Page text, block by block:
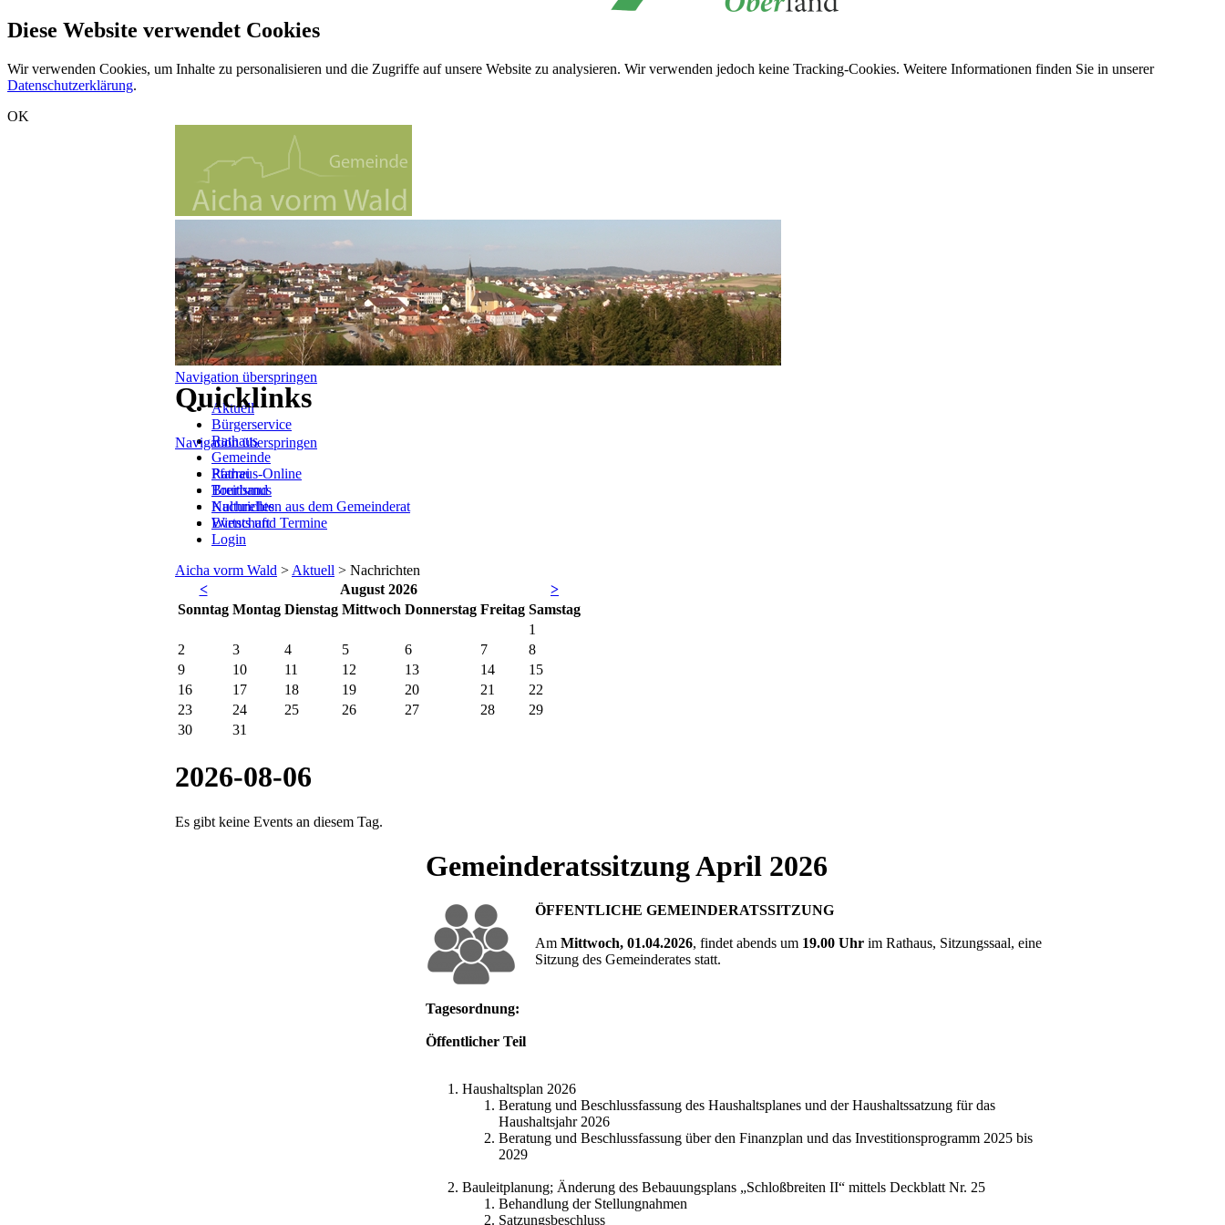
Diese Website verwendet Cookies
Wir verwenden Cookies, um Inhalte zu personalisieren und die Zugriffe auf unsere Website zu analysieren. Wir verwenden jedoch keine Tracking-Cookies. Weitere Informationen finden Sie in unserer
Datenschutzerklärung.
OK
Navigation überspringen
Aktuell
Bürgerservice
Rathaus
Gemeinde
Pfarrei
Tourismus
Kulturelles
Wirtschaft
Aicha vorm Wald > Aktuell > Nachrichten
Quicklinks
Navigation überspringen
Rathaus-Online
Breitband
Nachrichten aus dem Gemeinderat
Events und Termine
Login
< August 2026
>
Sonntag Montag Dienstag Mittwoch Donnerstag Freitag Samstag
1
2
3 4 5 6 7
8
9
10 11 12 13 14
15
16
17 18 19 20 21
22
23
24 25 26 27 28
29
30
31
2026-08-06
Es gibt keine Events an diesem Tag.
Gemeinderatssitzung April 2026
ÖFFENTLICHE GEMEINDERATSSITZUNG
Am Mittwoch, 01.04.2026, findet abends um 19.00 Uhr im Rathaus, Sitzungssaal, eine
Sitzung des Gemeinderates statt.
Tagesordnung:
Öffentlicher Teil
Haushaltsplan 2026
Beratung und Beschlussfassung des Haushaltsplanes und der Haushaltssatzung für das
Haushaltsjahr 2026
Beratung und Beschlussfassung über den Finanzplan und das Investitionsprogramm 2025 bis
2029
Bauleitplanung; Änderung des Bebauungsplans „Schloßbreiten II“ mittels Deckblatt Nr. 25
Behandlung der Stellungnahmen
Satzungsbeschluss